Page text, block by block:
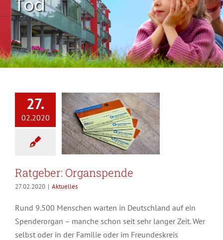
Tod
27.
02.2020
Ratgeber: Organspende
27.02.2020 | Aktuelles
Rund 9.500 Menschen warten in Deutschland auf ein
Spenderorgan – manche schon seit sehr langer Zeit. Wer
selbst oder in der Familie oder im Freundeskreis